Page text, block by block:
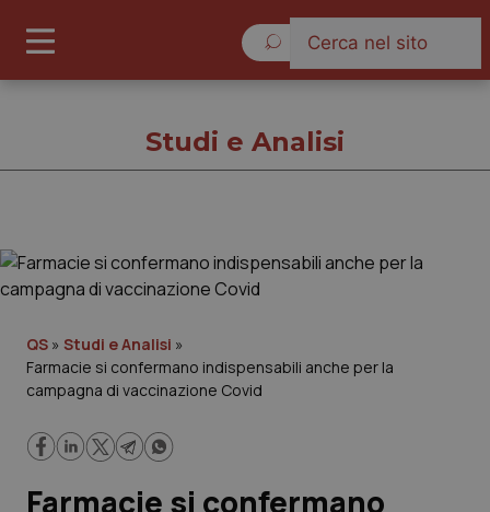
Governo e Parlamento
Regioni e Asl
Lavoro e Professioni
Studi e Analisi
QS » Studi e Analisi »
Farmacie si confermano indispensabili anche per la
campagna di vaccinazione Covid
Farmacie si confermano